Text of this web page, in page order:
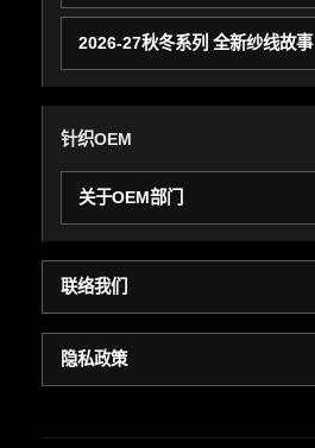
2026-27秋冬系列 全新纱线故事
针织OEM
关于OEM部门
联络我们
隐私政策